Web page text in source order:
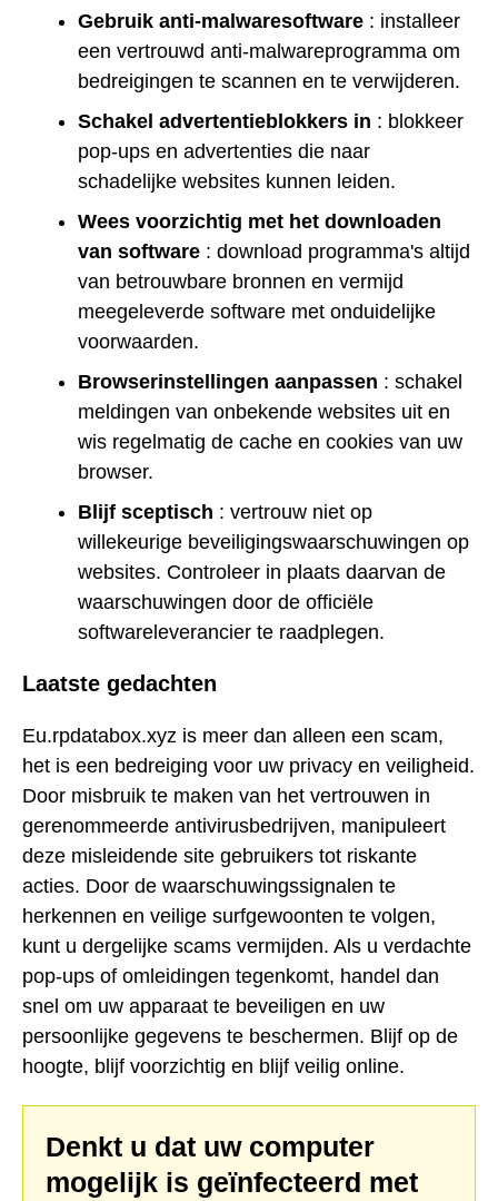
Gebruik anti-malwaresoftware : installeer
een vertrouwd anti-malwareprogramma om
bedreigingen te scannen en te verwijderen.
Schakel advertentieblokkers in : blokkeer
pop-ups en advertenties die naar
schadelijke websites kunnen leiden.
Wees voorzichtig met het downloaden
van software : download programma's altijd
van betrouwbare bronnen en vermijd
meegeleverde software met onduidelijke
voorwaarden.
Browserinstellingen aanpassen : schakel
meldingen van onbekende websites uit en
wis regelmatig de cache en cookies van uw
browser.
Blijf sceptisch : vertrouw niet op
willekeurige beveiligingswaarschuwingen op
websites. Controleer in plaats daarvan de
waarschuwingen door de officiële
softwareleverancier te raadplegen.
Laatste gedachten
Eu.rpdatabox.xyz is meer dan alleen een scam,
het is een bedreiging voor uw privacy en veiligheid.
Door misbruik te maken van het vertrouwen in
gerenommeerde antivirusbedrijven, manipuleert
deze misleidende site gebruikers tot riskante
acties. Door de waarschuwingssignalen te
herkennen en veilige surfgewoonten te volgen,
kunt u dergelijke scams vermijden. Als u verdachte
pop-ups of omleidingen tegenkomt, handel dan
snel om uw apparaat te beveiligen en uw
persoonlijke gegevens te beschermen. Blijf op de
hoogte, blijf voorzichtig en blijf veilig online.
Denkt u dat uw computer
mogelijk is geïnfecteerd met